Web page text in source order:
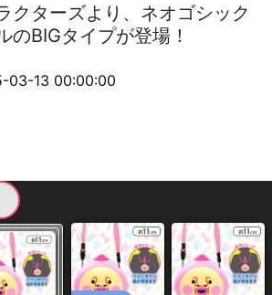
クターズより、ネオゴシック
のBIGタイプが登場！
03-13 00:00:00